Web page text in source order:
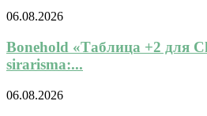
06.08.2026
Bonehold «Таблица +2 для
sirarisma:...
06.08.2026